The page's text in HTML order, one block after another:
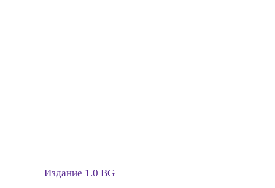
Издание 1.0 BG